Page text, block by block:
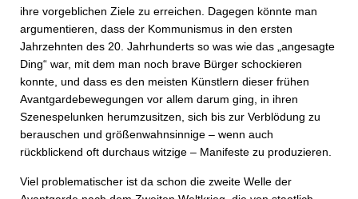
ihre vorgeblichen Ziele zu erreichen. Dagegen könnte man
argumentieren, dass der Kommunismus in den ersten
Jahrzehnten des 20. Jahrhunderts so was wie das „angesagte
Ding“ war, mit dem man noch brave Bürger schockieren
konnte, und dass es den meisten Künstlern dieser frühen
Avantgardebewegungen vor allem darum ging, in ihren
Szenespelunken herumzusitzen, sich bis zur Verblödung zu
berauschen und größenwahnsinnige – wenn auch
rückblickend oft durchaus witzige – Manifeste zu produzieren.
Viel problematischer ist da schon die zweite Welle der